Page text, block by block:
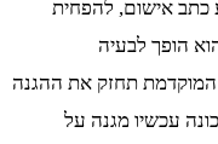
כתב אישום, להפחית
הופך לבעיה
תחזק את ההגנה
עכשיו מגנה על